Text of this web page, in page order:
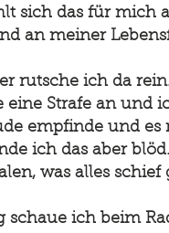
sich das für mich
an meiner
rutsche ich da
Strafe an und
empfinde und
ich das aber
was alles schief
schaue ich beim